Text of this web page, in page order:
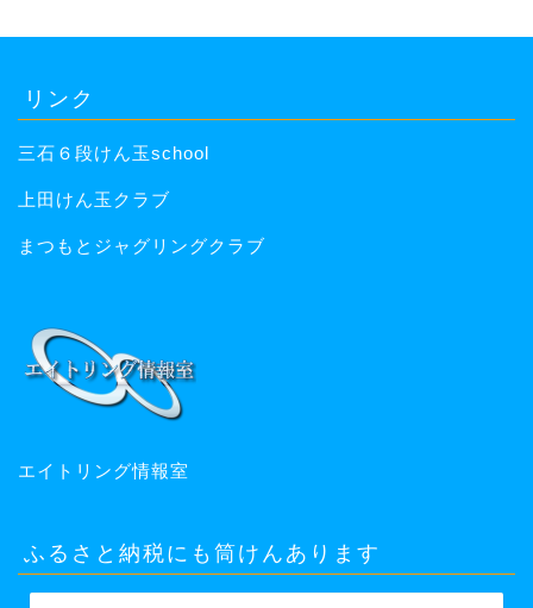
リンク
三石６段けん玉school
上田けん玉クラブ
まつもとジャグリングクラブ
エイトリング情報室
ふるさと納税にも筒けんあります